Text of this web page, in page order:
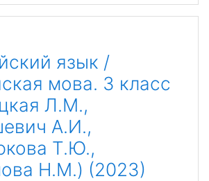
язык /
мова. 3 класс
Л.М.,
А.И.,
Т.Ю.,
Н.М.) (2023)